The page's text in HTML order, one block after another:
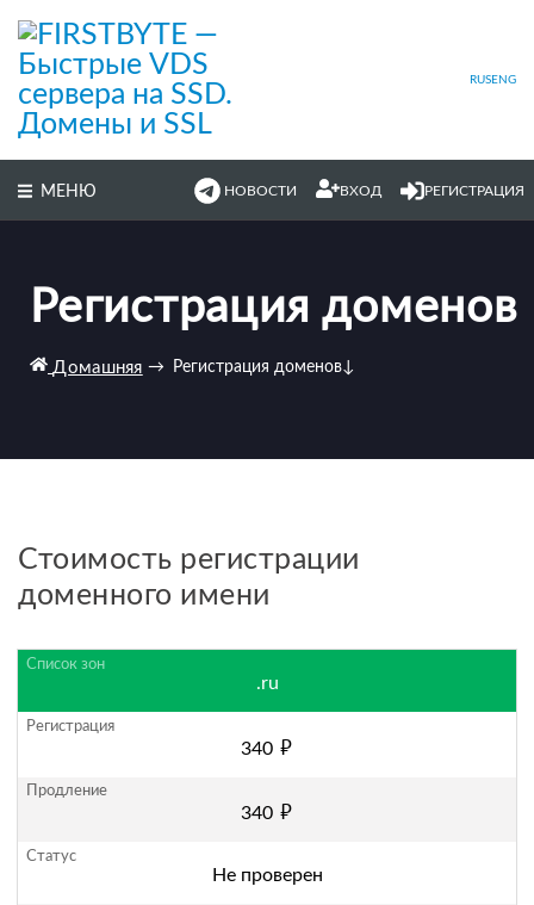
основному
содержимому
RUS ENG
МЕНЮ НОВОСТИ ВХОД РЕГИСТРАЦИЯ
Регистрация доменов
Домашняя → Регистрация доменов↓
Стоимость регистрации
доменного имени
.ru
340 руб.
340 руб.
Не проверен